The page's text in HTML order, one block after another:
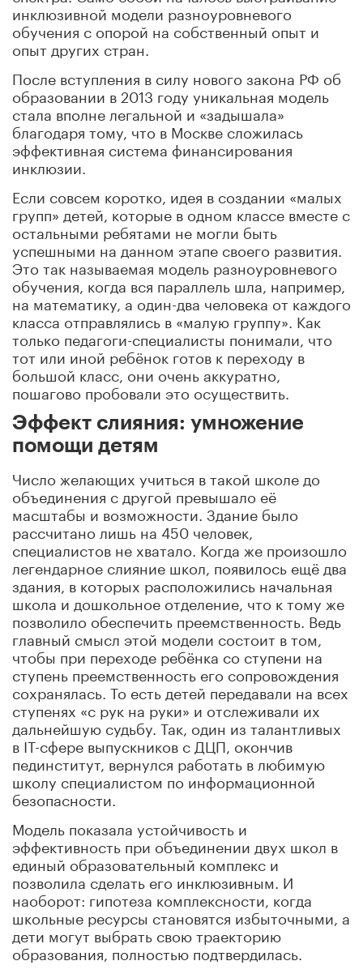
инклюзивной модели разноуровневого
обучения с опорой на собственный опыт и
опыт других стран.
После вступления в силу нового закона РФ об
образовании в 2013 году уникальная модель
стала вполне легальной и «задышала»
благодаря тому, что в Москве сложилась
эффективная система финансирования
инклюзии.
Если совсем коротко, идея в создании «малых
групп» детей, которые в одном классе вместе с
остальными ребятами не могли быть
успешными на данном этапе своего развития.
Это так называемая модель разноуровневого
обучения, когда вся параллель шла, например,
на математику, а один-два человека от каждого
класса отправлялись в «малую группу». Как
только педагоги-специалисты понимали, что
тот или иной ребёнок готов к переходу в
большой класс, они очень аккуратно,
пошагово пробовали это осуществить.
Эффект слияния: умножение
помощи детям
Число желающих учиться в такой школе до
объединения с другой превышало её
масштабы и возможности. Здание было
рассчитано лишь на 450 человек,
специалистов не хватало. Когда же произошло
легендарное слияние школ, появилось ещё два
здания, в которых расположились начальная
школа и дошкольное отделение, что к тому же
позволило обеспечить преемственность. Ведь
главный смысл этой модели состоит в том,
чтобы при переходе ребёнка со ступени на
ступень преемственность его сопровождения
сохранялась. То есть детей передавали на всех
ступенях «с рук на руки» и отслеживали их
дальнейшую судьбу. Так, один из талантливых
в IT-сфере выпускников с ДЦП, окончив
пединститут, вернулся работать в любимую
школу специалистом по информационной
безопасности.
Модель показала устойчивость и
эффективность при объединении двух школ в
единый образовательный комплекс и
позволила сделать его инклюзивным. И
наоборот: гипотеза комплексности, когда
школьные ресурсы становятся избыточными, а
дети могут выбрать свою траекторию
образования, полностью подтвердилась.